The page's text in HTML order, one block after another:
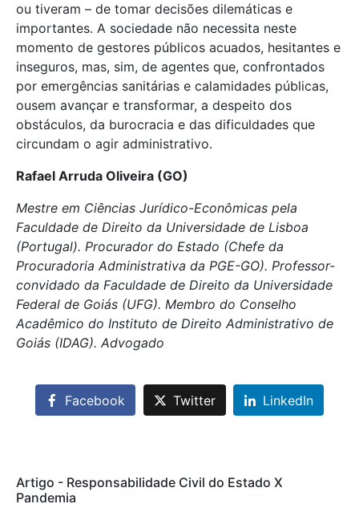
ou tiveram – de tomar decisões dilemáticas e
importantes. A sociedade não necessita neste
momento de gestores públicos acuados, hesitantes e
inseguros, mas, sim, de agentes que, confrontados
por emergências sanitárias e calamidades públicas,
ousem avançar e transformar, a despeito dos
obstáculos, da burocracia e das dificuldades que
circundam o agir administrativo.
Rafael Arruda Oliveira (GO)
Mestre em Ciências Jurídico-Econômicas pela
Faculdade de Direito da Universidade de Lisboa
(Portugal). Procurador do Estado (Chefe da
Procuradoria Administrativa da PGE-GO). Professor-
convidado da Faculdade de Direito da Universidade
Federal de Goiás (UFG). Membro do Conselho
Acadêmico do Instituto de Direito Administrativo de
Goiás (IDAG). Advogado
Facebook Twitter LinkedIn
Artigo - Responsabilidade Civil do Estado X
Pandemia